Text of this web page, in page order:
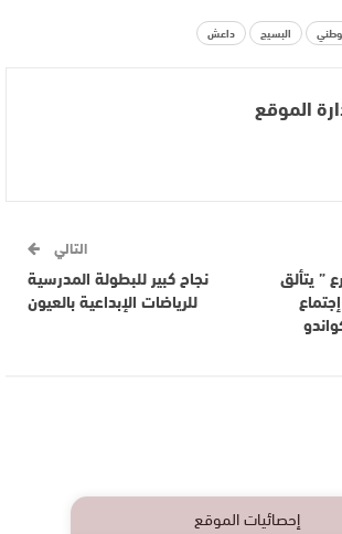
البسيج داعش
الموقع
” يتألق
التالي
نجاح كبير للبطولة المدرسية
للرياضات الإبداعية بالعيون
إحصائيات الموقع